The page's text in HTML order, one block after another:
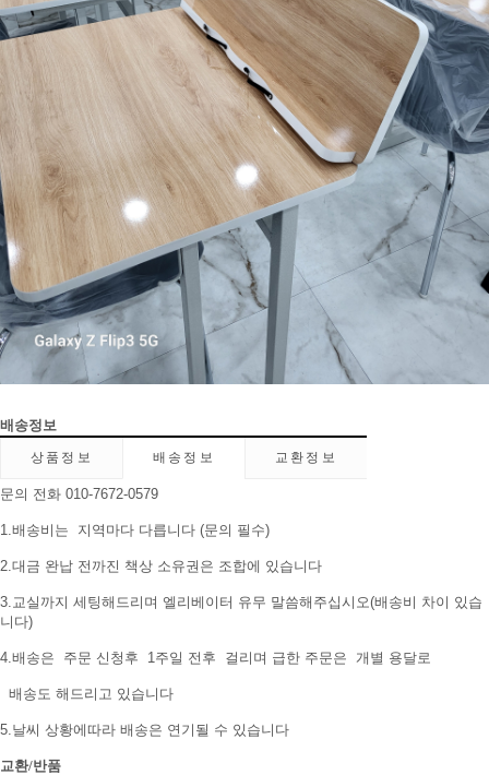
배송정보
상품정보 배송정보 교환정보
문의 전화 010-7672-0579
1.배송비는 지역마다 다릅니다 (문의 필수)
2.대금 완납 전까진 책상 소유권은 조합에 있습니다
3.교실까지 세팅해드리며 엘리베이터 유무 말씀해주십시오(배송비 차이 있습
니다)
4.배송은 주문 신청후 1주일 전후 걸리며 급한 주문은 개별 용달로
배송도 해드리고 있습니다
5.날씨 상황에따라 배송은 연기될 수 있습니다
교환/반품